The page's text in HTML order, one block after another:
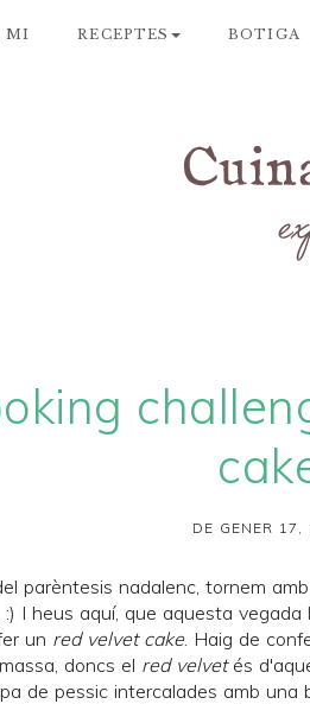
MI RECEPTES BOTIGA
DE GENER 17,
parèntesis nadalenc, tornem
:) I heus aquí, que aquesta vegada
un red velvet cake. Haig de
doncs el red velvetés
de pessic intercalades amb una